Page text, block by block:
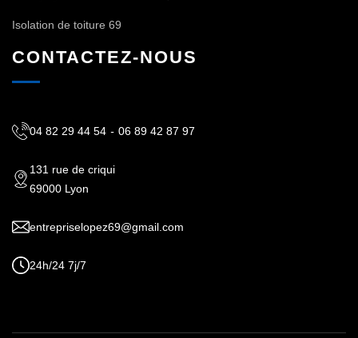
Isolation de toiture 69
CONTACTEZ-NOUS
04 82 29 44 54 - 06 89 42 87 97
131 rue de criqui
69000 Lyon
entrepriselopez69@gmail.com
24h/24 7j/7